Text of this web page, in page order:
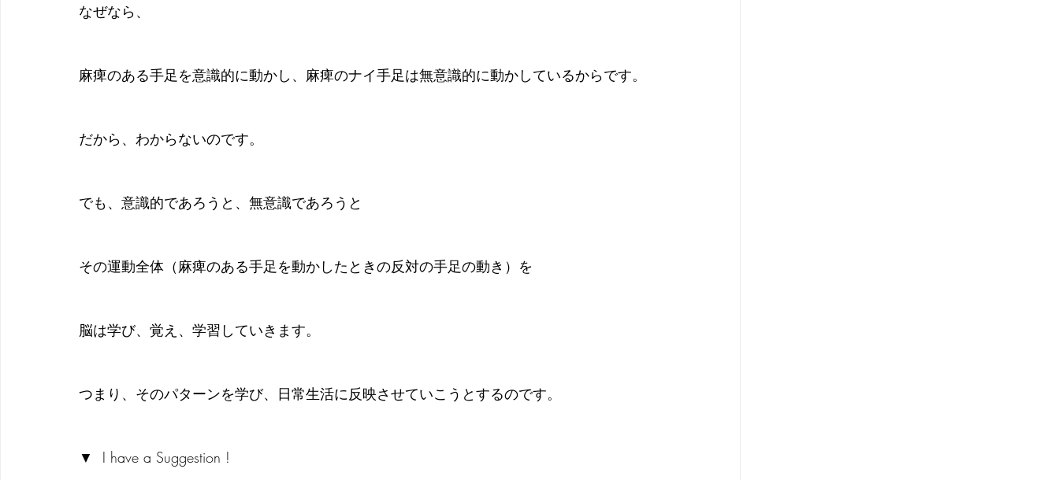
なぜなら、
麻痺のある手足を意識的に動かし、麻痺のナイ手足は無意識的に動かしているからです。
だから、わからないのです。
でも、意識的であろうと、無意識であろうと
その運動全体（麻痺のある手足を動かしたときの反対の手足の動き）を
脳は学び、覚え、学習していきます。
つまり、そのパターンを学び、日常生活に反映させていこうとするのです。
▼  I have a Suggestion !